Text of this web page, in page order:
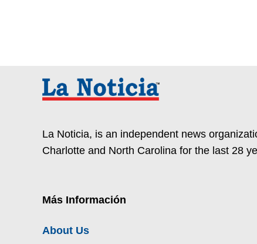
La Noticia, is an independent news
Charlotte and North Carolina for the last 28
Más Información
About Us